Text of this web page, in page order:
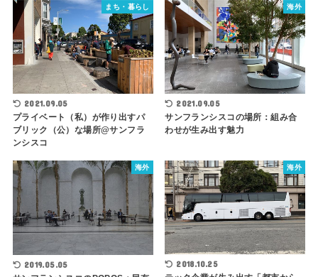
まち・暮らし
2021.09.05
プライベート（私）が作り出すパ
ブリック（公）な場所@サンフラ
ンシスコ
海外
2021.09.05
サンフランシスコの場所：組み合
わせが生み出す魅力
海外
2019.05.05
海外
2018.10.25